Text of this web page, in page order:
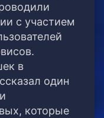
с участием
в
один
которые